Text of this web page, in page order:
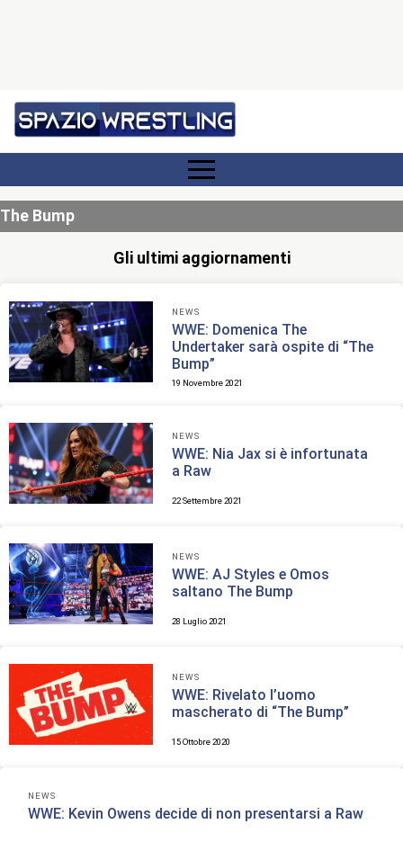
The Bump
Gli ultimi aggiornamenti
NEWS
WWE: Domenica The
Undertaker sarà ospite di “The
Bump”
19 Novembre 2021
NEWS
WWE: Nia Jax si è infortunata
a Raw
22 Settembre 2021
NEWS
WWE: AJ Styles e Omos
saltano The Bump
28 Luglio 2021
NEWS
WWE: Rivelato l’uomo
mascherato di “The Bump”
15 Ottobre 2020
NEWS
WWE: Kevin Owens decide di non presentarsi a Raw